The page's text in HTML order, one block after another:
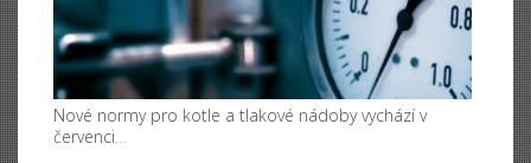
Nové normy pro kotle a tlakové nádoby vychází v
červenci…